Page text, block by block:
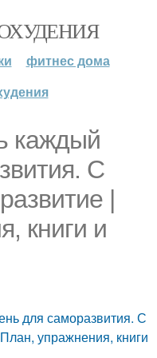
фитнес дома
каждый
С
|
книги и
для саморазвития. С
упражнения, книги